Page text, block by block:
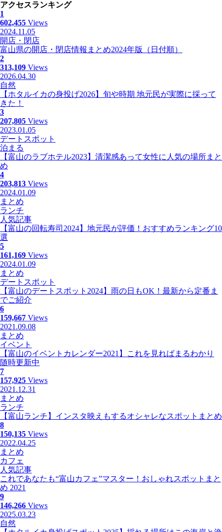
アクセスランキング
1
602,455 Views
2024.11.05
開店・閉店
富山県の開店・閉店情報まとめ2024年版（日付順）
2
313,109 Views
2026.04.30
自然
【ホタルイカの身投げ2026】旬や時期 地元民が実際に採って
きた！
3
207,805 Views
2023.01.05
デートスポット
泊まる
【富山のラブホテル2023】清潔感あって女性に人気の場所まと
め
4
203,813 Views
2024.01.09
まとめ
ランチ
人気記事
【富山の回転寿司2024】地元民が評価！おすすめランキング10
選
5
161,169 Views
2024.01.09
まとめ
デートスポット
【富山のデートスポット2024】雨の日もOK！最新から定番ま
でご紹介
6
159,667 Views
2021.09.08
まとめ
イベント
【富山のイベントカレンダー2021】これを見ればまるわかり
随時更新中
7
157,925 Views
2021.12.31
まとめ
ランチ
【富山ランチ】インスタ映えもするオシャレなスポットまとめ
8
150,135 Views
2022.04.25
まとめ
カフェ
人気記事
これであなたも“富山カフェ”マスター！おしゃれスポットまと
め 2021
9
146,266 Views
2025.03.23
自然